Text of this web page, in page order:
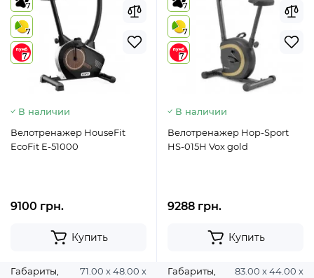
7
7
7
В наличии
Велотренажер HouseFit
EcoFit E-51000
9100 грн.
Купить
Габариты,
71.00 х 48.00 х
7
7
7
В наличии
Велотренажер Hop-Sport
HS-015H Vox gold
9288 грн.
Купить
Габариты,
83.00 х 44.00 х